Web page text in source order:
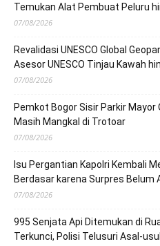
Temukan Alat Pembuat Peluru
07/08/2026
Revalidasi UNESCO Global
Asesor UNESCO Tinjau Kawah
07/08/2026
Pemkot Bogor Sisir Parkir Mayor
Masih Mangkal di Trotoar
07/08/2026
Isu Pergantian Kapolri Kembali
Berdasar karena Surpres Belum
07/08/2026
995 Senjata Api Ditemukan di
Terkunci, Polisi Telusuri Asal-